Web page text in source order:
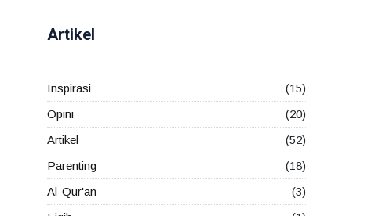
Artikel
Inspirasi
(15)
Opini
(20)
Artikel
(52)
Parenting
(18)
Al-Qur'an
(3)